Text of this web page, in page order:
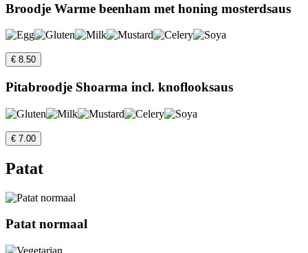
Broodje Warme beenham met honing mosterdsaus
€ 8.50
Pitabroodje Shoarma incl. knoflooksaus
€ 7.00
Patat
Patat normaal